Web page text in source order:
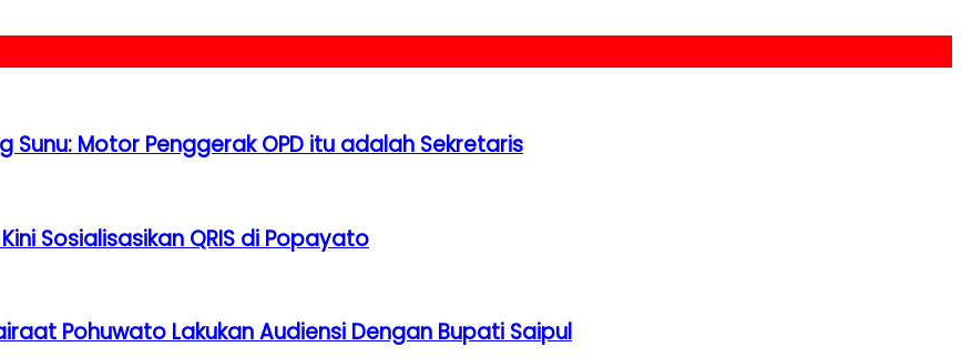
Sunu: Motor Penggerak OPD itu adalah Sekretaris
Sosialisasikan QRIS di Popayato
Pohuwato Lakukan Audiensi Dengan Bupati Saipul